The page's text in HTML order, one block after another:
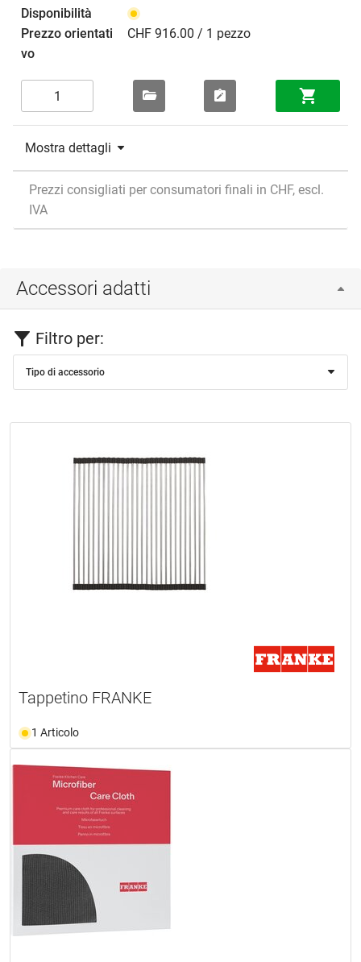
CHF 916.00 / 1 pezzo
Mostra dettagli
Prezzi consigliati per consumatori finali in CHF, escl.
IVA
Accessori adatti
Filtro per:
Tipo di accessorio
Tappetino FRANKE
1 Articolo